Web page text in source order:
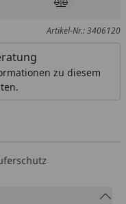
hinzufügenProdukt
Artikel-Nr.: 3406120
zu diesem